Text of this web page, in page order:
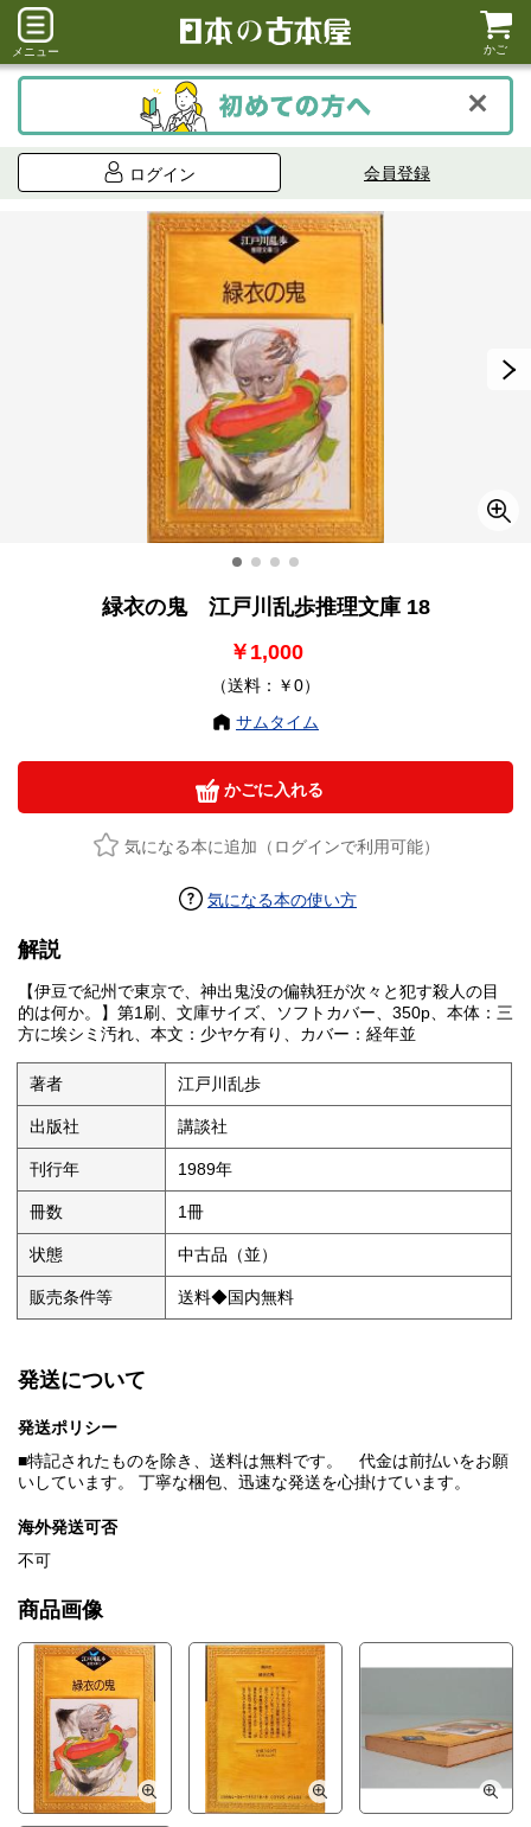
メニュー かご
ログイン 会員登録
緑衣の鬼 江戸川乱歩推理文庫 18
￥1,000
（送料：￥0）
サムタイム
かごに入れる
気になる本に追加（ログインで利用可能）
気になる本の使い方
解説
【伊豆で紀州で東京で、神出鬼没の偏執狂が次々と犯す殺人の目
的は何か。】第1刷、文庫サイズ、ソフトカバー、350p、本体：三
方に埃シミ汚れ、本文：少ヤケ有り、カバー：経年並
著者 江戸川乱歩
出版社 講談社
刊行年 1989年
冊数 1冊
状態 中古品（並）
販売条件等 送料◆国内無料
発送について
発送ポリシー
■特記されたものを除き、送料は無料です。 代金は前払いをお願
いしています。 丁寧な梱包、迅速な発送を心掛けています。
海外発送可否
不可
商品画像